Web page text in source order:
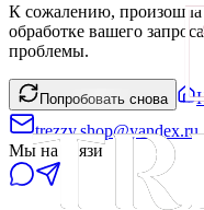
К сожалению,
обработке вашего
проблемы.
Попробовать снова
trezzy.shop@yandex.ru
Мы на связи